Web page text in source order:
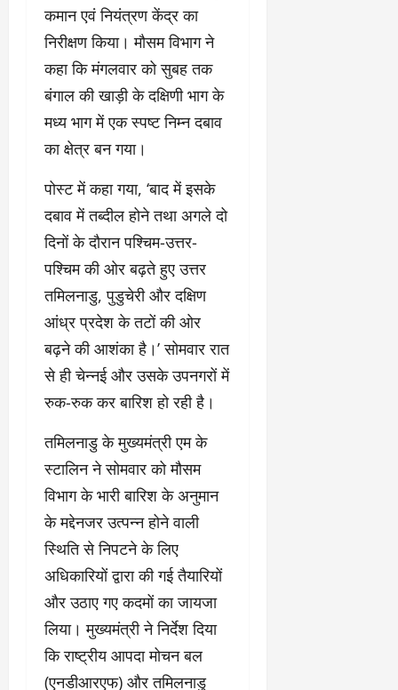
कमान एवं नियंत्रण केंद्र का
निरीक्षण किया। मौसम विभाग ने
कहा कि मंगलवार को सुबह तक
बंगाल की खाड़ी के दक्षिणी भाग के
मध्य भाग में एक स्पष्ट निम्न दबाव
का क्षेत्र बन गया।
पोस्ट में कहा गया, ‘बाद में इसके
दबाव में तब्दील होने तथा अगले दो
दिनों के दौरान पश्चिम-उत्तर-
पश्चिम की ओर बढ़ते हुए उत्तर
तमिलनाडु, पुडुचेरी और दक्षिण
आंध्र प्रदेश के तटों की ओर
बढ़ने की आशंका है।’ सोमवार रात
से ही चेन्नई और उसके उपनगरों में
रुक-रुक कर बारिश हो रही है।
तमिलनाडु के मुख्यमंत्री एम के
स्टालिन ने सोमवार को मौसम
विभाग के भारी बारिश के अनुमान
के मद्देनजर उत्पन्न होने वाली
स्थिति से निपटने के लिए
अधिकारियों द्वारा की गई तैयारियों
और उठाए गए कदमों का जायजा
लिया। मुख्यमंत्री ने निर्देश दिया
कि राष्ट्रीय आपदा मोचन बल
(एनडीआरएफ) और तमिलनाडु